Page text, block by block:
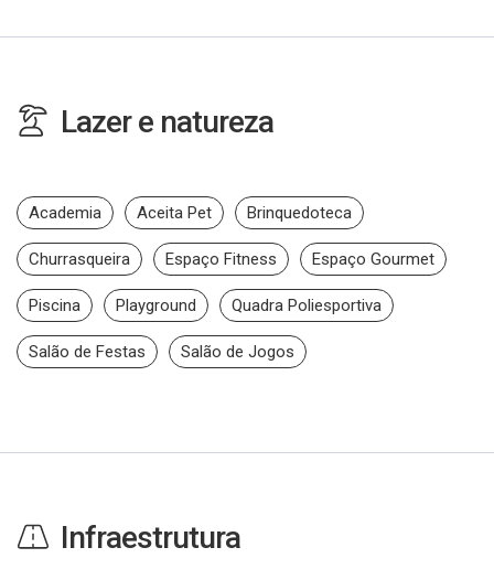
Lazer e natureza
Academia Aceita Pet Brinquedoteca
Churrasqueira Espaço Fitness Espaço Gourmet
Piscina Playground Quadra Poliesportiva
Salão de Festas Salão de Jogos
Infraestrutura